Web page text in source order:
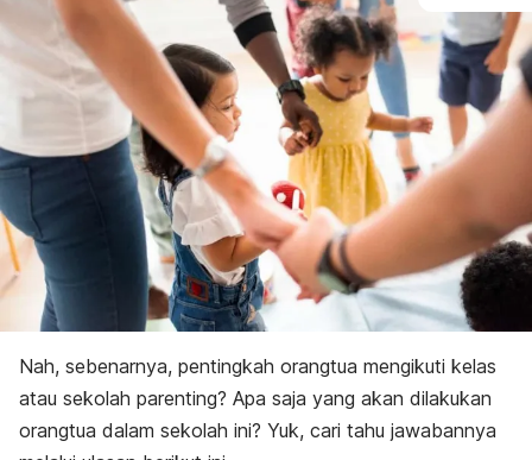
Nah, sebenarnya, pentingkah orangtua mengikuti kelas
atau sekolah parenting? Apa saja yang akan dilakukan
orangtua dalam sekolah ini? Yuk, cari tahu jawabannya